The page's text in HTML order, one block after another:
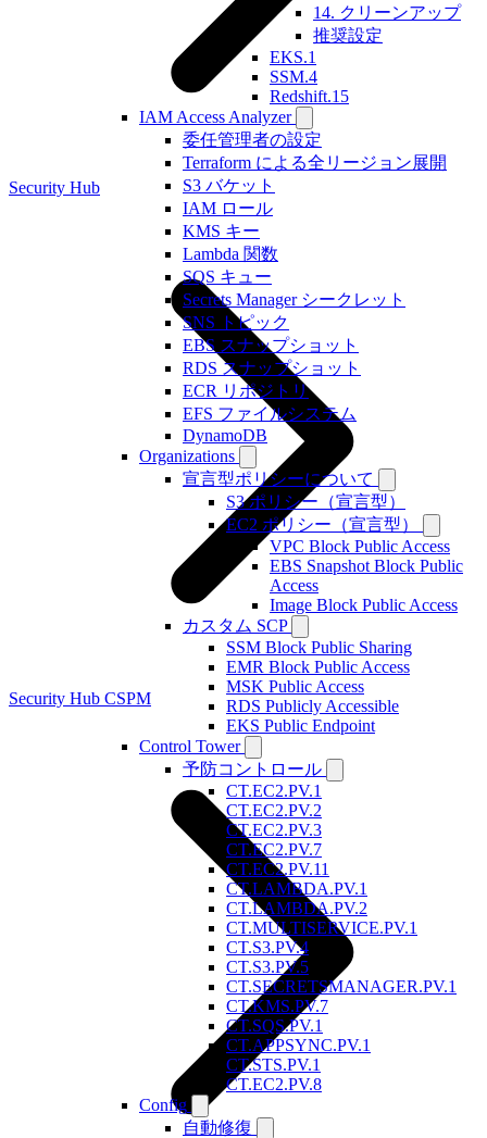
14. クリーンアップ
推奨設定
EKS.1
SSM.4
Redshift.15
IAM Access Analyzer
委任管理者の設定
Terraform による全リージョン展開
S3 バケット
IAM ロール
KMS キー
Lambda 関数
SQS キュー
Secrets Manager シークレット
SNS トピック
EBS スナップショット
RDS スナップショット
ECR リポジトリ
EFS ファイルシステム
DynamoDB
Organizations
宣言型ポリシーについて
S3 ポリシー（宣言型）
EC2 ポリシー（宣言型）
VPC Block Public Access
EBS Snapshot Block Public
Access
Image Block Public Access
カスタム SCP
SSM Block Public Sharing
EMR Block Public Access
MSK Public Access
RDS Publicly Accessible
EKS Public Endpoint
Control Tower
予防コントロール
CT.EC2.PV.1
CT.EC2.PV.2
CT.EC2.PV.3
CT.EC2.PV.7
CT.EC2.PV.11
CT.LAMBDA.PV.1
CT.LAMBDA.PV.2
CT.MULTISERVICE.PV.1
CT.S3.PV.4
CT.S3.PV.5
CT.SECRETSMANAGER.PV.1
CT.KMS.PV.7
CT.SQS.PV.1
CT.APPSYNC.PV.1
CT.STS.PV.1
CT.EC2.PV.8
Config
自動修復
Security Hub
Security Hub CSPM